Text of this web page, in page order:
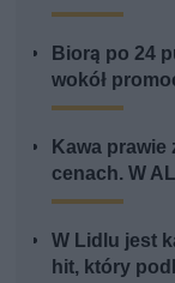
Biorą po 24
wokół
Kawa prawie
cenach. W
W Lidlu jest
hit, który